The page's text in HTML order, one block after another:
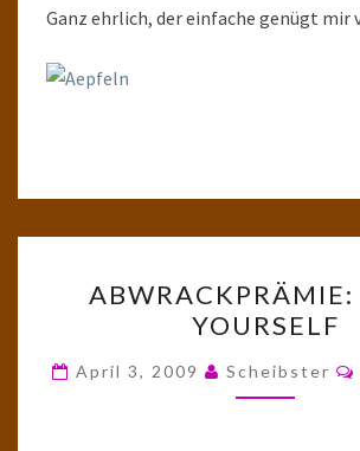
Ganz ehrlich, der einfache genügt mir
DO
IT
YOURSELF
April 3, 2009 Scheibster